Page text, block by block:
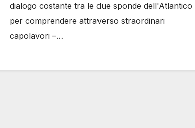
dialogo costante tra le due sponde dell'Atlantico
per comprendere attraverso straordinari
capolavori –…